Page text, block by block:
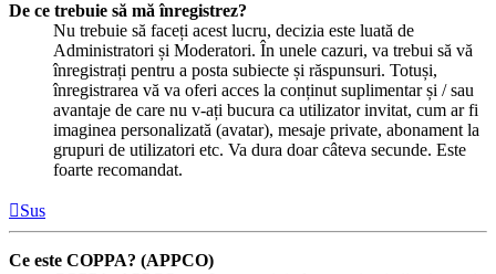
De ce trebuie să mă înregistrez?
Nu trebuie să faceți acest lucru, decizia este luată de
Administratori și Moderatori. În unele cazuri, va trebui să vă
înregistrați pentru a posta subiecte și răspunsuri. Totuși,
înregistrarea vă va oferi acces la conținut suplimentar și / sau
avantaje de care nu v-ați bucura ca utilizator invitat, cum ar fi
imaginea personalizată (avatar), mesaje private, abonament la
grupuri de utilizatori etc. Va dura doar câteva secunde. Este
foarte recomandat.
Sus
Ce este COPPA? (APPCO)